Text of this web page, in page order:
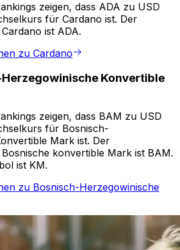
zeigen, dass ADA zu USD
für Cardano ist. Der
ist ADA.
zu Cardano
Konvertible
zeigen, dass BAM zu USD
für Bosnisch-
Mark ist. Der
konvertible Mark ist BAM.
ist KM.
zu Bosnisch-Herzegowinische